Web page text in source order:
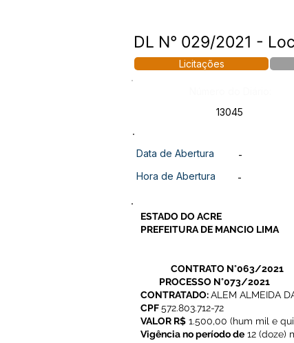
DL N° 029/2021 -
Licitações
13045
Data de Abertura
-
Hora de Abertura
-
ESTADO DO ACRE
PREFEITURA DE MANCIO LIMA
CONTRATO N°063/2021
PROCESSO N°073/2021
CONTRATADO:ALEM ALMEIDA
CPF572.803.712-72
VALOR R$ 1.500,00 (hum mil e
Vigência no período de 12 (doze)